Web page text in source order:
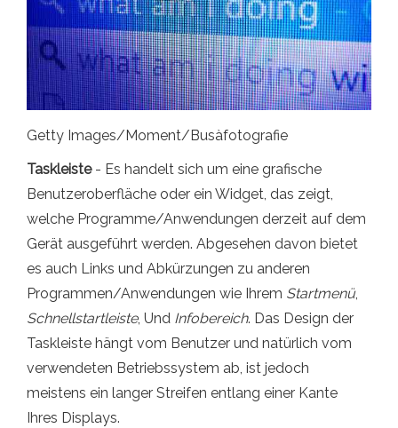
Getty Images/Moment/Busàfotografie
Taskleiste- Es handelt sich um eine grafische
Benutzeroberfläche oder ein Widget, das zeigt,
welche Programme/Anwendungen derzeit auf dem
Gerät ausgeführt werden. Abgesehen davon bietet
es auch Links und Abkürzungen zu anderen
Programmen/Anwendungen wie Ihrem Startmenü,
Schnellstartleiste, Und Infobereich. Das Design der
Taskleiste hängt vom Benutzer und natürlich vom
verwendeten Betriebssystem ab, ist jedoch
meistens ein langer Streifen entlang einer Kante
Ihres Displays.